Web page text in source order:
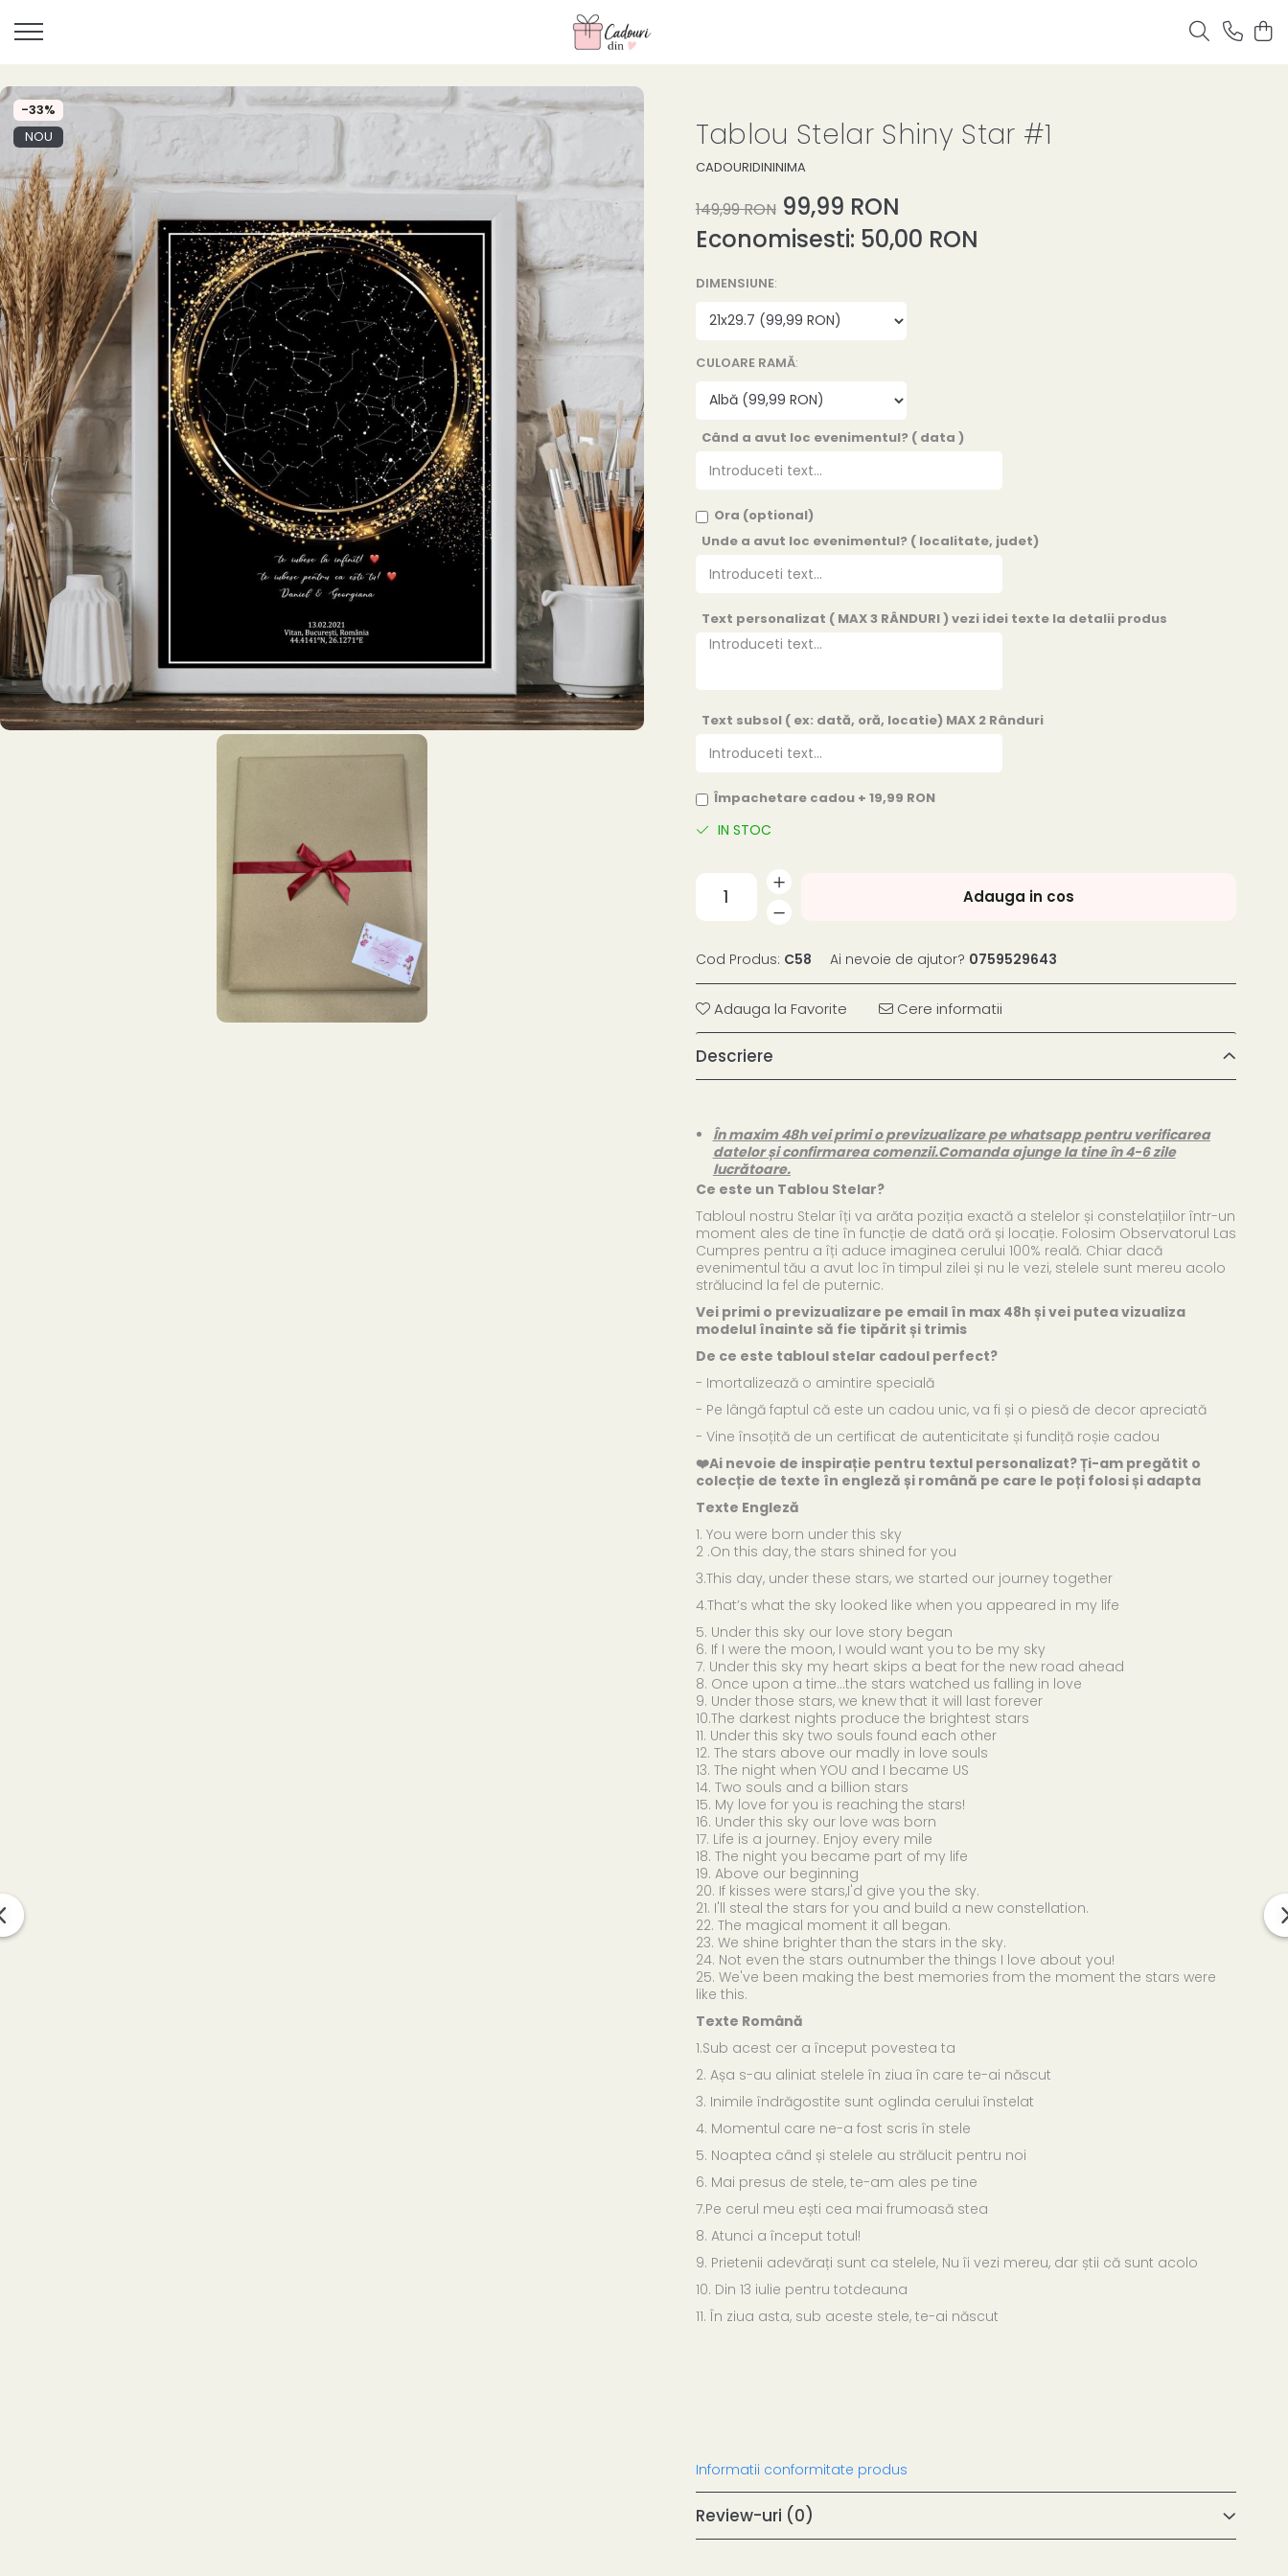
-33%
NOU
Tablou Stelar Shiny Star #1
CADOURIDININIMA
149,99 RON 99,99 RON
Economisesti: 50,00 RON
DIMENSIUNE:
CULOARE RAMĂ:
Când a avut loc evenimentul? ( data )
Ora (optional)
Unde a avut loc evenimentul? ( localitate, judet)
Text personalizat ( MAX 3 RÂNDURI ) vezi idei texte la detalii produs
Text subsol ( ex: dată, oră, locatie) MAX 2 Rânduri
Împachetare cadou + 19,99 RON
IN STOC
Adauga in cos
Cod Produs: C58 Ai nevoie de ajutor? 0759529643
Adauga la Favorite Cere informatii
Descriere
În maxim 48h vei primi o previzualizare pe whatsapp pentru verificarea
datelor și confirmarea comenzii.Comanda ajunge la tine în 4-6 zile
lucrătoare.
Ce este un Tablou Stelar?
Tabloul nostru Stelar îți va arăta poziția exactă a stelelor și constelațiilor într-un
moment ales de tine în funcție de dată oră și locație. Folosim Observatorul Las
Cumpres pentru a îți aduce imaginea cerului 100% reală. Chiar dacă
evenimentul tău a avut loc în timpul zilei și nu le vezi, stelele sunt mereu acolo
strălucind la fel de puternic.
Vei primi o previzualizare pe email în max 48h și vei putea vizualiza
modelul înainte să fie tipărit și trimis
De ce este tabloul stelar cadoul perfect?
- Imortalizează o amintire specială
- Pe lângă faptul că este un cadou unic, va fi și o piesă de decor apreciată
- Vine însoțită de un certificat de autenticitate și fundiță roșie cadou
❤️Ai nevoie de inspirație pentru textul personalizat? Ți-am pregătit o
colecție de texte în engleză și română pe care le poți folosi și adapta
Texte Engleză
1. You were born under this sky
2 .On this day, the stars shined for you
3.This day, under these stars, we started our journey together
4.That’s what the sky looked like when you appeared in my life
5. Under this sky our love story began
6. If I were the moon, I would want you to be my sky
7. Under this sky my heart skips a beat for the new road ahead
8. Once upon a time...the stars watched us falling in love
9. Under those stars, we knew that it will last forever
10.The darkest nights produce the brightest stars
11. Under this sky two souls found each other
12. The stars above our madly in love souls
13. The night when YOU and I became US
14. Two souls and a billion stars
15. My love for you is reaching the stars!
16. Under this sky our love was born
17. Life is a journey. Enjoy every mile
18. The night you became part of my life
19. Above our beginning
20. If kisses were stars,I'd give you the sky.
21. I'll steal the stars for you and build a new constellation.
22. The magical moment it all began.
23. We shine brighter than the stars in the sky.
24. Not even the stars outnumber the things I love about you!
25. We've been making the best memories from the moment the stars were
like this.
Texte Română
1.Sub acest cer a început povestea ta
2. Așa s-au aliniat stelele în ziua în care te-ai născut
3. Inimile îndrăgostite sunt oglinda cerului înstelat
4. Momentul care ne-a fost scris în stele
5. Noaptea când și stelele au strălucit pentru noi
6. Mai presus de stele, te-am ales pe tine
7.Pe cerul meu ești cea mai frumoasă stea
8. Atunci a început totul!
9. Prietenii adevărați sunt ca stelele, Nu îi vezi mereu, dar știi că sunt acolo
10. Din 13 iulie pentru totdeauna
11. În ziua asta, sub aceste stele, te-ai născut
Informatii conformitate produs
Review-uri (0)